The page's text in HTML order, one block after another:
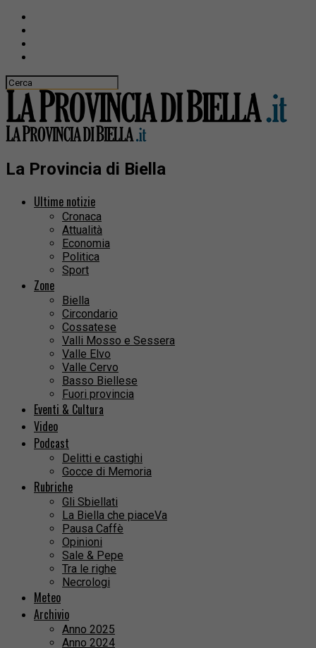
La Provincia di Biella
Ultime notizie
Cronaca
Attualità
Economia
Politica
Sport
Zone
Biella
Circondario
Cossatese
Valli Mosso e Sessera
Valle Elvo
Valle Cervo
Basso Biellese
Fuori provincia
Eventi & Cultura
Video
Podcast
Delitti e castighi
Gocce di Memoria
Rubriche
Gli Sbiellati
La Biella che piaceVa
Pausa Caffè
Opinioni
Sale & Pepe
Tra le righe
Necrologi
Meteo
Archivio
Anno 2025
Anno 2024